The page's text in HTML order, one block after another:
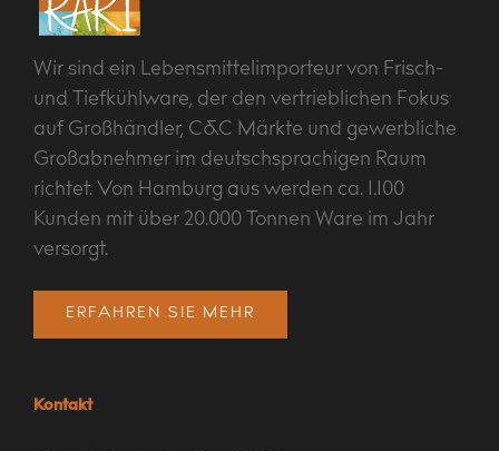
Wir sind ein Lebensmittelimporteur von Frisch-
und Tiefkühlware, der den vertrieblichen Fokus
auf Großhändler, C&C Märkte und gewerbliche
Großabnehmer im deutschsprachigen Raum
richtet. Von Hamburg aus werden ca. 1.100
Kunden mit über 20.000 Tonnen Ware im Jahr
versorgt.
ERFAHREN SIE MEHR
Kontakt